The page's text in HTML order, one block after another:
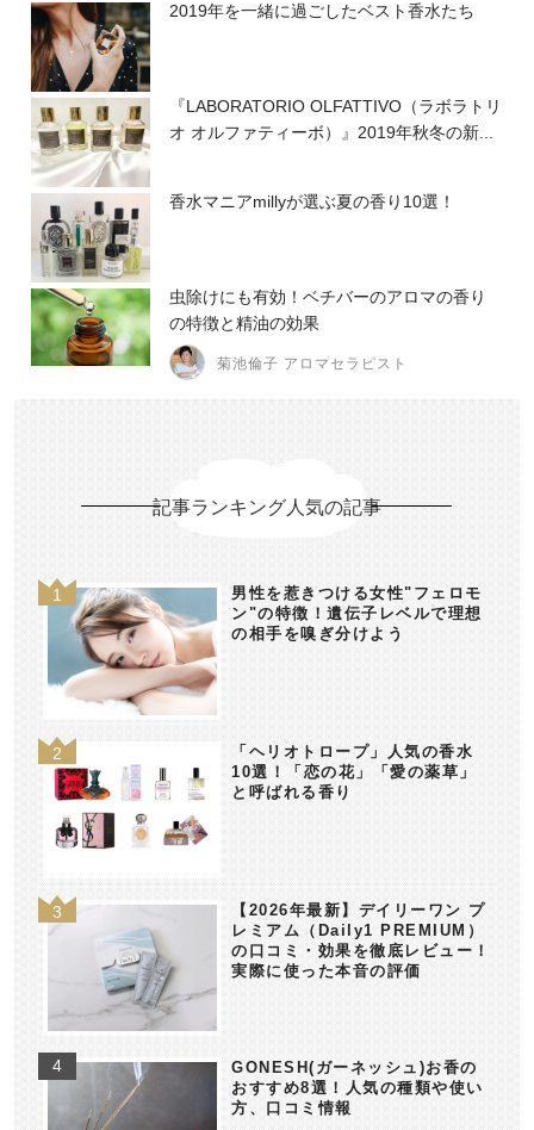
2019年を一緒に過ごしたベスト香水たち
『LABORATORIO OLFATTIVO（ラボラトリ
オ オルファティーボ）』2019年秋冬の新...
香水マニアmillyが選ぶ夏の香り10選！
虫除けにも有効！ベチバーのアロマの香り
の特徴と精油の効果
菊池倫子 アロマセラピスト
記事ランキング人気の記事
男性を惹きつける女性"フェロモ
ン"の特徴！遺伝子レベルで理想
の相手を嗅ぎ分けよう
「ヘリオトロープ」人気の香水
10選！「恋の花」「愛の薬草」
と呼ばれる香り
【2026年最新】デイリーワン プ
レミアム（Daily1 PREMIUM）
の口コミ・効果を徹底レビュー！
実際に使った本音の評価
GONESH(ガーネッシュ)お香の
おすすめ8選！人気の種類や使い
方、口コミ情報